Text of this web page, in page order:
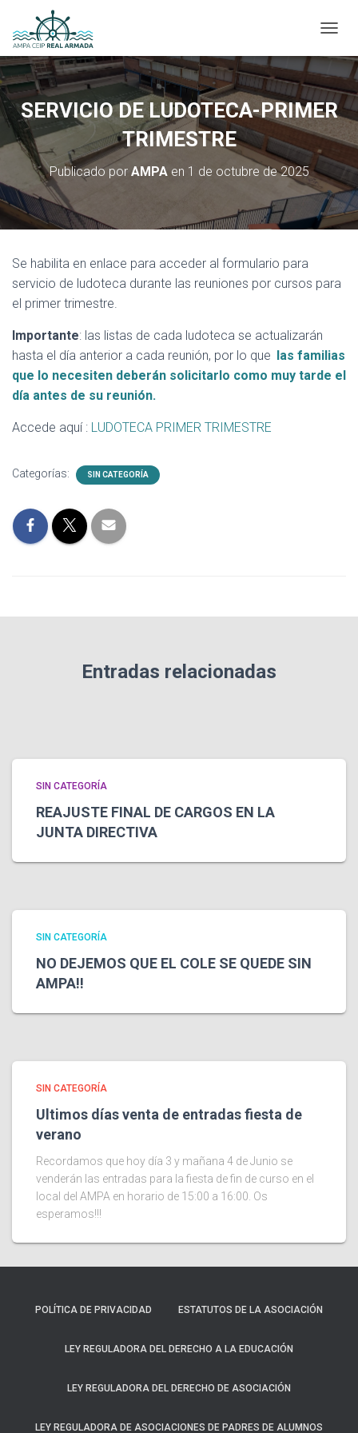
SERVICIO DE LUDOTECA-PRIMER
TRIMESTRE
Publicado por AMPAen 1 de octubre de 2025
Se habilita en enlace para acceder al formulario para
servicio de ludoteca durante las reuniones por cursos para
el primer trimestre.
Importante: las listas de cada ludoteca se actualizarán
hasta el día anterior a cada reunión, por lo que las familias
que lo necesiten deberán solicitarlo como muy tarde el
día antes de su reunión.
Accede aquí : LUDOTECA PRIMER TRIMESTRE
Categorías: SIN CATEGORÍA
Entradas relacionadas
SIN CATEGORÍA
REAJUSTE FINAL DE CARGOS EN LA
JUNTA DIRECTIVA
SIN CATEGORÍA
NO DEJEMOS QUE EL COLE SE QUEDE SIN
AMPA!!
SIN CATEGORÍA
Ultimos días venta de entradas fiesta de
verano
Recordamos que hoy día 3 y mañana 4 de Junio se
venderán las entradas para la fiesta de fin de curso en el
local del AMPA en horario de 15:00 a 16:00. Os
esperamos!!!
POLÍTICA DE PRIVACIDAD ESTATUTOS DE LA ASOCIACIÓN
LEY REGULADORA DEL DERECHO A LA EDUCACIÓN
LEY REGULADORA DEL DERECHO DE ASOCIACIÓN
LEY REGULADORA DE ASOCIACIONES DE PADRES DE ALUMNOS